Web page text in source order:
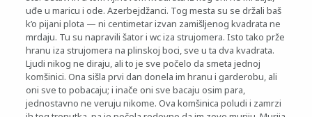
uđe u maricu i ode. Azerbejdžanci. Tog mesta su se držali baš
k’o pijani plota — ni centimetar izvan zamišljenog kvadrata ne
mrdaju. Tu su napravili šator i wc iza strujomera. Isto tako prže
hranu iza strujomera na plinskoj boci, sve u ta dva kvadrata.
Ljudi nikog ne diraju, ali to je sve počelo da smeta jednoj
komšinici. Ona sišla prvi dan donela im hranu i garderobu, ali
oni sve to pobacaju; i inače oni sve bacaju osim para,
jednostavno ne veruju nikome. Ova komšinica poludi i zamrzi